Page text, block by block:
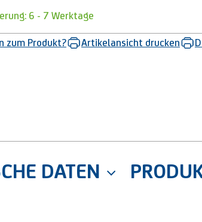
6 - 7 Werktage
zum Produkt? Artikelansicht drucken
DATEN